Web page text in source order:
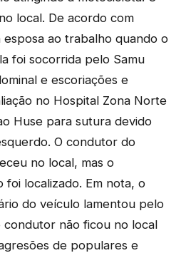
local. De acordo com
esposa ao trabalho quando o
foi socorrida pelo Samu
e escoriações e
no Hospital Zona Norte
Huse para sutura devido
O condutor do
no local, mas o
localizado. Em nota, o
do veículo lamentou pelo
condutor não ficou no local
de populares e